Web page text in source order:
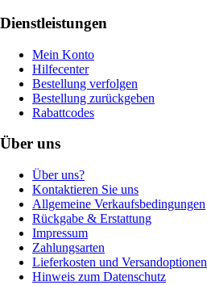
Dienstleistungen
Mein Konto
Hilfecenter
Bestellung verfolgen
Bestellung zurückgeben
Rabattcodes
Über uns
Über uns?
Kontaktieren Sie uns
Allgemeine Verkaufsbedingungen
Rückgabe & Erstattung
Impressum
Zahlungsarten
Lieferkosten und Versandoptionen
Hinweis zum Datenschutz